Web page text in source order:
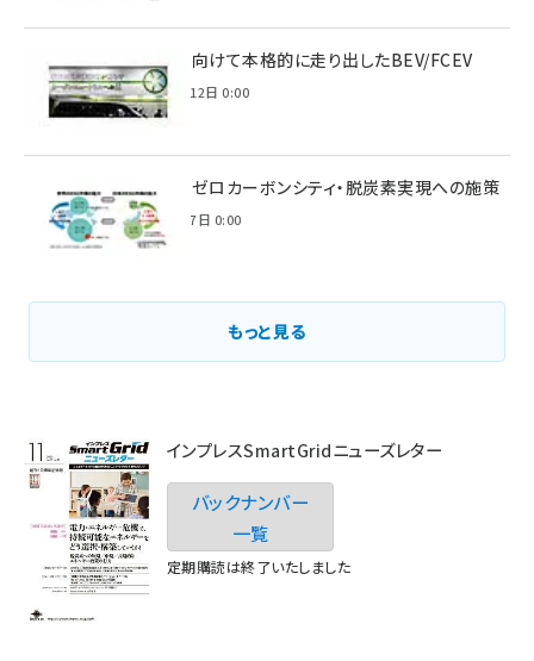
脱炭素に向けて本格的に走り出したBEV/FCEV
2022年6月12日 0:00
環境省のゼロカーボンシティ・脱炭素実現への施策
2021年3月7日 0:00
もっと見る
インプレスSmartGridニューズレター
バックナンバー
一覧
定期購読は終了いたしました